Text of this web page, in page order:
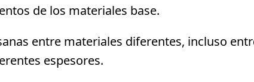
de los materiales base.
entre materiales diferentes, incluso
espesores.